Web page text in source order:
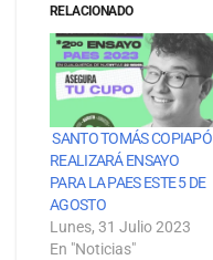
RELACIONADO
SANTO TOMÁS COPIAPÓ
REALIZARÁ ENSAYO
PARA LA PAES ESTE 5 DE
AGOSTO
Lunes, 31 Julio 2023
En "Noticias"